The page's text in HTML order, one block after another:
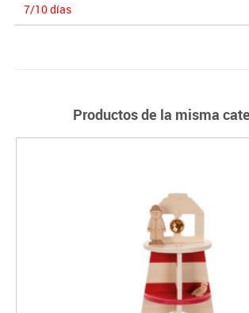
7/10 días
Productos de la misma